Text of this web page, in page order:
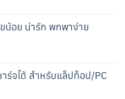
น้อย น่ารัก พกพาง่าย
ร์จได้ สำหรับแล็ปท็อป/PC